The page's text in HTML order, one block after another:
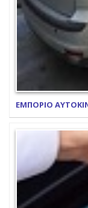
ΕΜΠΟΡΙΟ